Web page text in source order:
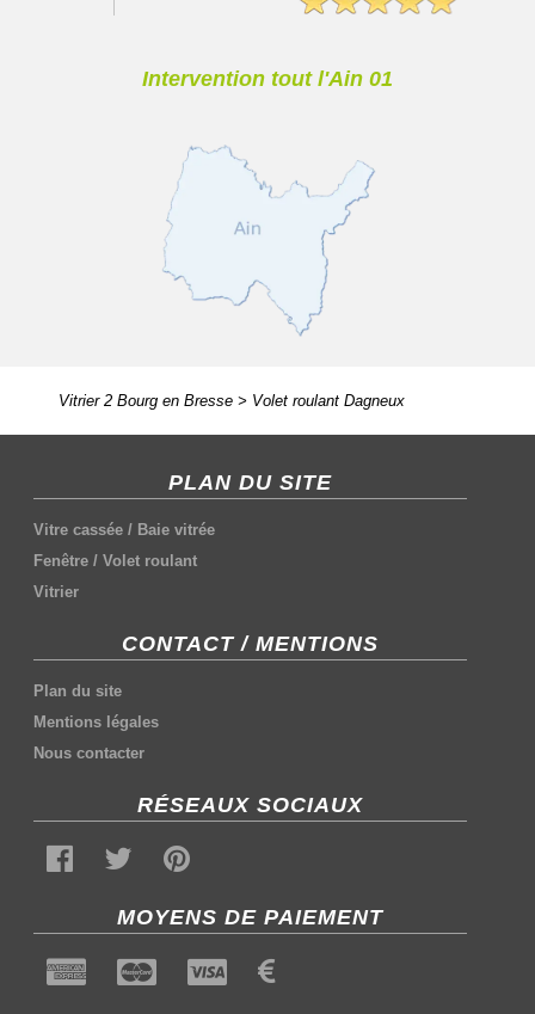
Intervention tout l'Ain 01
Vitrier 2 Bourg en Bresse> Volet roulant Dagneux
PLAN DU SITE
Vitre cassée / Baie vitrée
Fenêtre /Volet roulant
Vitrier
CONTACT / MENTIONS
Plan du site
Mentions légales
Nous contacter
RÉSEAUX SOCIAUX
MOYENS DE PAIEMENT